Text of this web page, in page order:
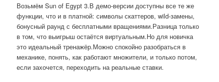
Возьмём Sun of Egypt 3.В демо-версии доступны все те же
функции, что и в платной: символы скаттеров, wild-замены,
бонусный раунд с бесплатными вращениями.Разница только
в том, что выигрыш остаётся виртуальным.Но для новичка
это идеальный тренажёр.Можно спокойно разобраться в
механике, понять, как работают множители, и только потом,
если захочется, переходить на реальные ставки.